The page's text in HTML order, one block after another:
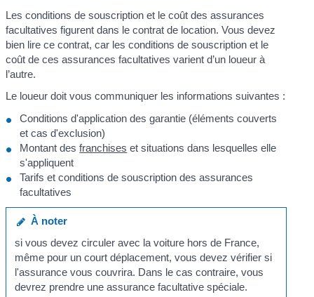
Les conditions de souscription et le coût des assurances
facultatives figurent dans le contrat de location. Vous devez
bien lire ce contrat, car les conditions de souscription et le
coût de ces assurances facultatives varient d’un loueur à
l’autre.
Le loueur doit vous communiquer les informations suivantes :
Conditions d'application des garantie (éléments couverts
et cas d'exclusion)
Montant desfranchises et situations dans lesquelles elle
s'appliquent
Tarifs et conditions de souscription des assurances
facultatives
À noter
si vous devez circuler avec la voiture hors de France,
même pour un court déplacement, vous devez vérifier si
l'assurance vous couvrira. Dans le cas contraire, vous
devrez prendre une assurance facultative spéciale.